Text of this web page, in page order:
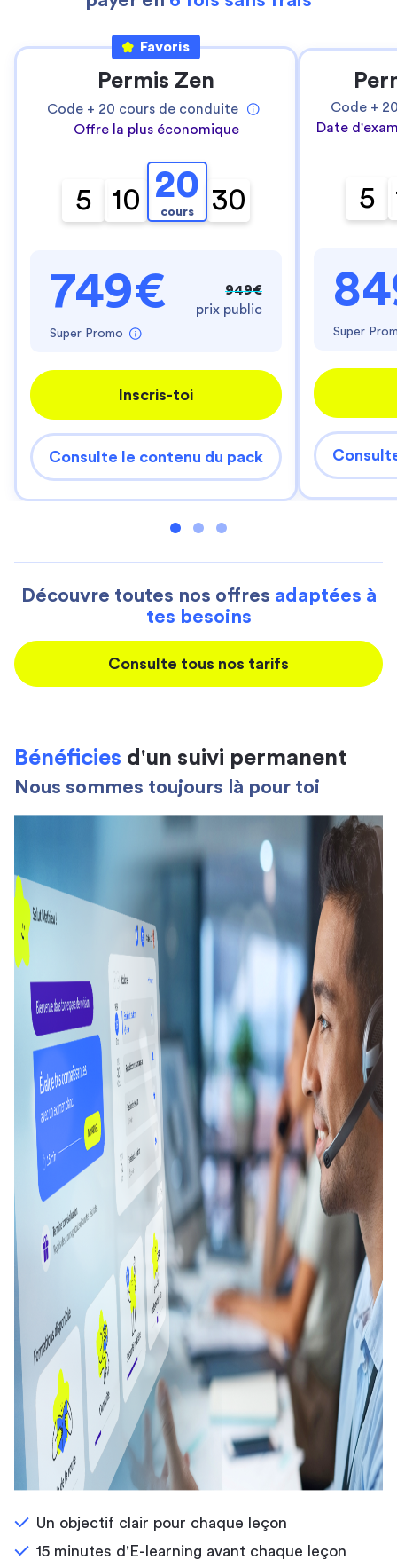
Favoris
Permis Zen
Code + 20 cours de conduite
Offre la plus économique
5 10 20
cours 30
749€
Super Promo
949€
prix public
Inscris-toi
Consulte le contenu du pack
Code +
Date
5
Super
Découvre toutes nos offres adaptées à
tes besoins
Consulte tous nos tarifs
Bénéficies d'un suivi permanent
Nous sommes toujours là pour toi
Un objectif clair pour chaque leçon
15 minutes d'E-learning avant chaque leçon